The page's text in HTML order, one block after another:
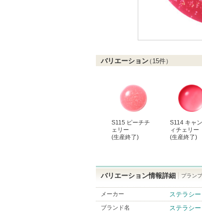
バリエーション（ 15件）
S115 ピーチチ
ェリー
(生産終了)
S114 キャ
ィチェリー
(生産終了)
バリエーション情報詳細 プラン
メーカー ステラシー
ブランド名
ステラシー